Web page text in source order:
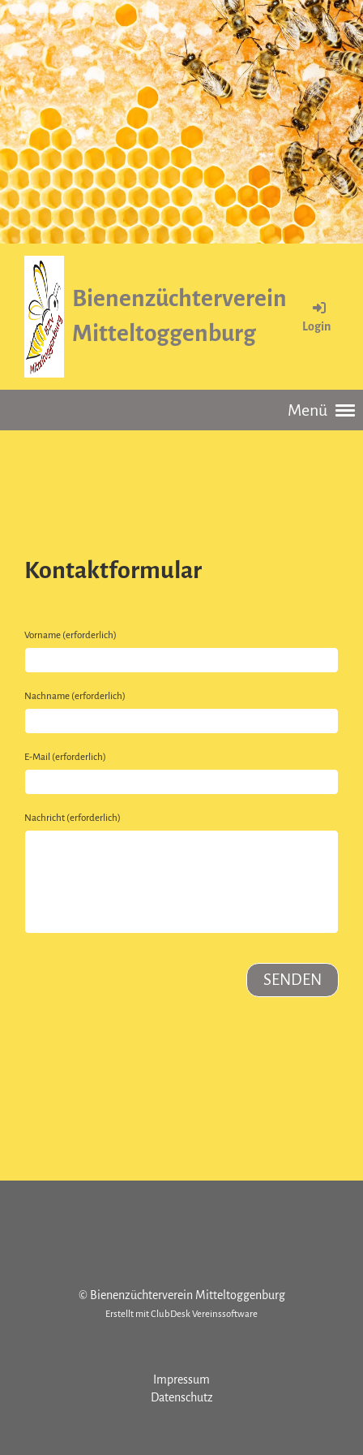
Bienenzüchterverein
Mitteltoggenburg
Login
Menü
Kontaktformular
Vorname (erforderlich)
Nachname (erforderlich)
E-Mail (erforderlich)
Nachricht (erforderlich)
© Bienenzüchterverein Mitteltoggenburg
Erstellt mit ClubDesk Vereinssoftware
Impressum
Datenschutz